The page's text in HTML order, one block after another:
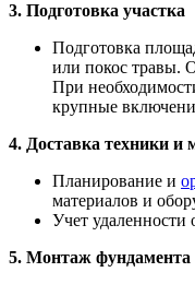
3. Подготовка участка
Подготовка
или покос травы.
При
крупные
4. Доставка техники и
Планирование и
материалов и
Учет удаленности
5. Монтаж фундамента